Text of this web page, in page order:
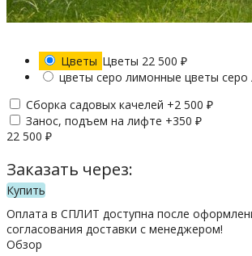
Цветы Цветы 22 500 ₽
цветы серо лимонные цветы
Сборка садовых качелей +2 500 ₽
Занос, подъем на лифте +350 ₽
22 500 ₽
Заказать через:
Купить
Оплата в СПЛИТ доступна после
согласования доставки с менеджером!
Обзор